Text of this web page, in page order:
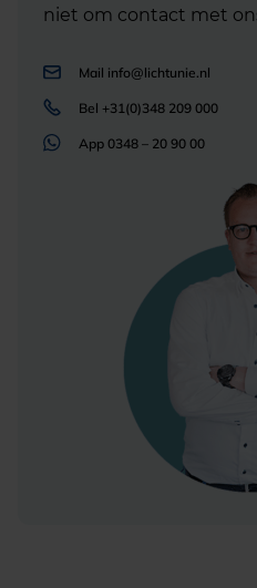
niet om contact met
Mail info@lichtunie.nl
Bel +31(0)348 209 000
App 0348 – 20 90 00